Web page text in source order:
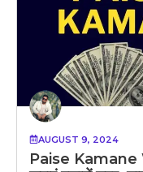
AUGUST 9, 2024
Paise Kamane